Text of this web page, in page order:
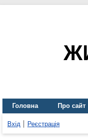
Головна Про сайт
Вхід Реєстрація